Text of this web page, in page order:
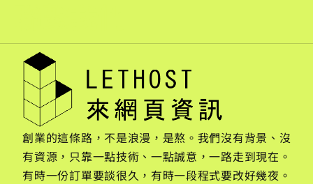
創業的這條路，不是浪漫，是熬。我們沒有背景、沒
有資源，只靠一點技術、一點誠意，一路走到現在。
有時一份訂單要談很久，有時一段程式要改好幾夜。